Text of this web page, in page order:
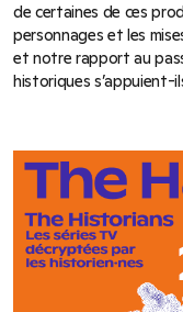
de certaines de ces
personnages et les
et notre rapport au
historiques s’appuient-